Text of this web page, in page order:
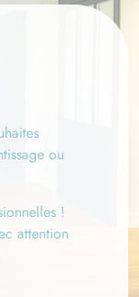
ou
!
attention